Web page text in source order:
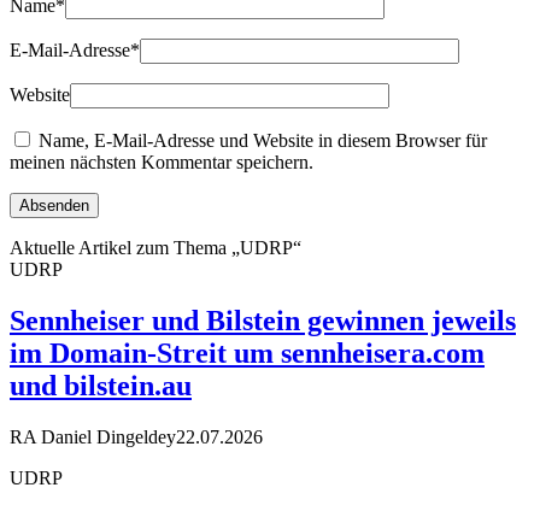
Name*
E-Mail-Adresse*
Website
Name, E-Mail-Adresse und Website in diesem Browser für
meinen nächsten Kommentar speichern.
Aktuelle Artikel zum Thema „UDRP“
UDRP
Sennheiser und Bilstein gewinnen jeweils
im Domain-Streit um sennheisera.com
und bilstein.au
RA Daniel Dingeldey22.07.2026
UDRP